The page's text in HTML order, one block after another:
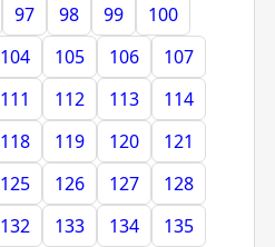
97 98 99
100
104 105 106
107
111 112 113
114
118 119 120
121
125 126 127
128
132 133 134
135